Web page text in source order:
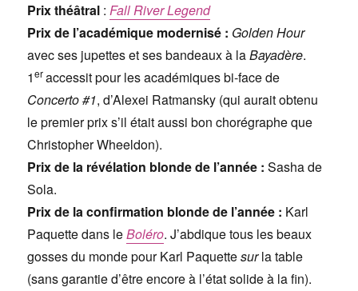
Prix théâtral :Fall River Legend
Prix de l’académique modernisé : Golden Hour
avec ses jupettes et ses bandeaux à laBayadère.
1er accessit pour les académiques bi-face de
Concerto #1, d’Alexei Ratmansky (qui aurait obtenu
le premier prix s’il était aussi bon chorégraphe que
Christopher Wheeldon).
Prix de la révélation blonde de l’année : Sasha de
Sola.
Prix de la confirmation blonde de l’année : Karl
Paquette dans leBoléro. J’abdique tous les beaux
gosses du monde pour Karl Paquettesurla table
(sans garantie d’être encore à l’état solide à la fin).